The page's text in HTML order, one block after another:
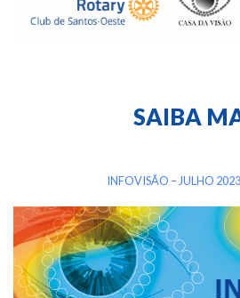
SAIBA
INFOVISÃO – JULHO 2023